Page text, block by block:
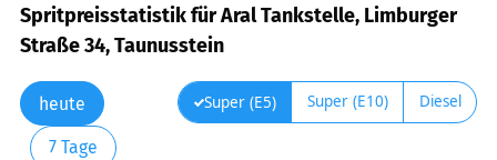
Spritpreisstatistik für Aral Tankstelle, Limburger
Straße 34, Taunusstein
heute
7 Tage
Super (E5) Super (E10) Diesel